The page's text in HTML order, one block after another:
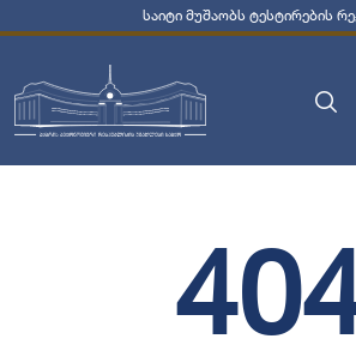
საიტი მუშაობს ტესტირების